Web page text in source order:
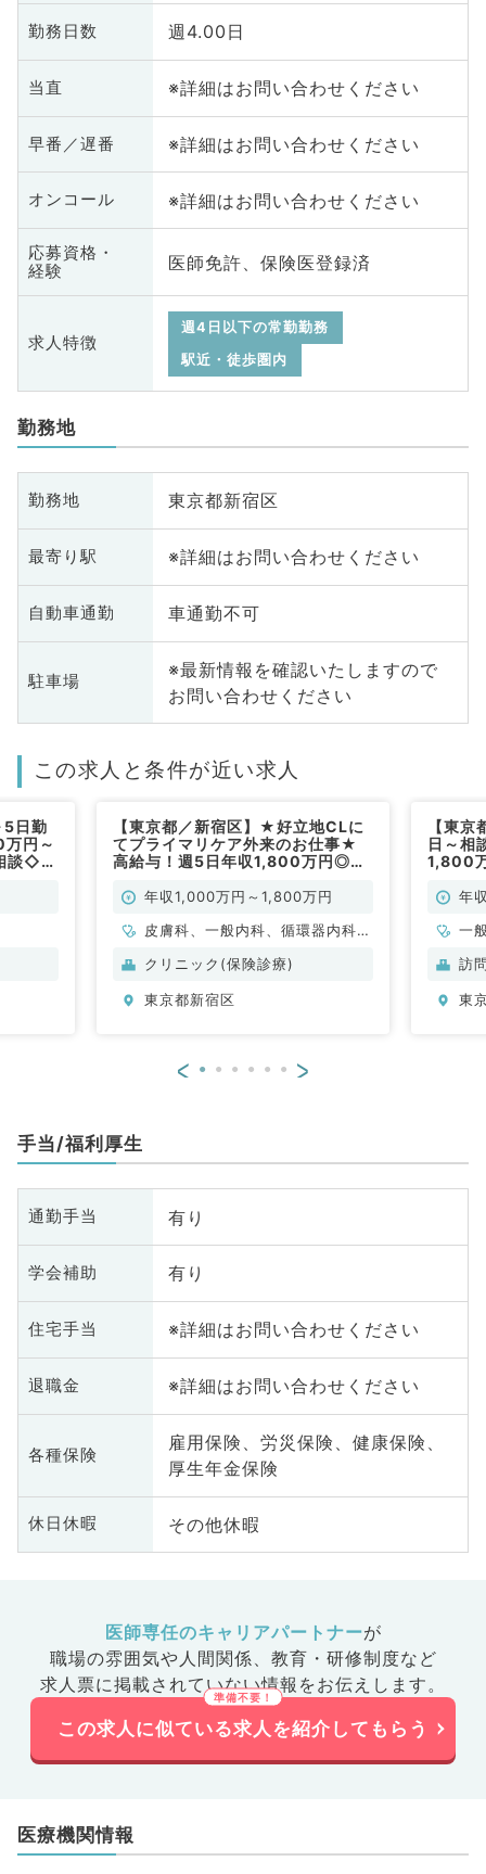
勤務日数 週4.00日
当直 ※詳細はお問い合わせください
早番／遅番 ※詳細はお問い合わせください
オンコール ※詳細はお問い合わせください
応募資格・
経験
医師免許、保険医登録済
求人特徴
週4日以下の常勤勤務
駅近・徒歩圏内
勤務地
勤務地 東京都新宿区
最寄り駅 ※詳細はお問い合わせください
自動車通勤 車通勤不可
駐車場
※最新情報を確認いたしますので
お問い合わせください
この求人と条件が近い求人
5日勤
円～
談◇最
【東京都／新宿区】★好立地CLに
てプライマリケア外来のお仕事★
高給与！週5日年収1,800万円◎週
膚科、一般内科／常勤）
年収1,000万円～1,800万円
皮膚科、一般内科、循環器内科、
呼吸器内科、消化器内科、内分
クリニック(保険診療)
東京都新宿区
【東
日～相
1,800
事で年
一
訪
東
< >
手当/福利厚生
通勤手当 有り
学会補助 有り
住宅手当 ※詳細はお問い合わせください
退職金 ※詳細はお問い合わせください
各種保険
雇用保険、労災保険、健康保険、
厚生年金保険
休日休暇 その他休暇
医師専任のキャリアパートナーが
職場の雰囲気や人間関係、 教育・研修制度など
求人票に掲載されていない情報をお伝えします。
この求人に似ている求人を紹介してもらう
医療機関情報